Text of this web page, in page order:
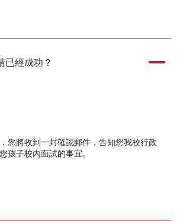
已經成功？
您將收到一封確認郵件，告知您我校行政
孩子校內面試的事宜。